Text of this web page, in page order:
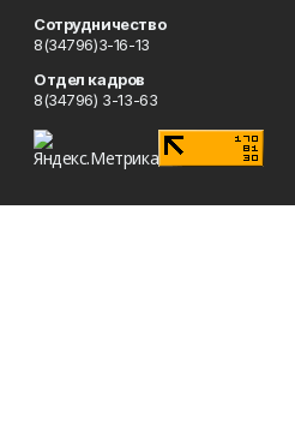
Сотрудничество
8(34796)3-16-13
Отдел кадров
8(34796) 3-13-63